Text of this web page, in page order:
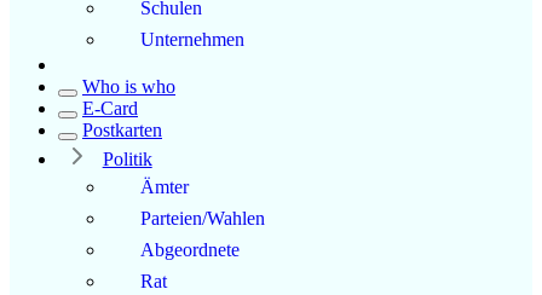
Schulen
Unternehmen
Who is who
E-Card
Postkarten
Politik
Ämter
Parteien/Wahlen
Abgeordnete
Rat